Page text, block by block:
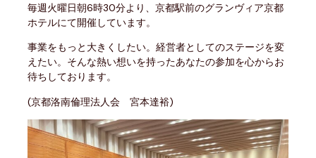
毎週火曜日朝6時30分より、京都駅前のグランヴィア京都
ホテルにて開催しています。
事業をもっと大きくしたい。経営者としてのステージを変
えたい。そんな熱い想いを持ったあなたの参加を心からお
待ちしております。
(京都洛南倫理法人会 宮本達裕)